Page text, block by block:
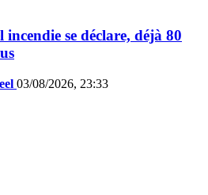
se déclare, déjà 80
03/08/2026, 23:33